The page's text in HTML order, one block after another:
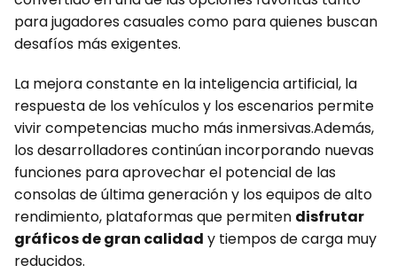
para jugadores casuales como para quienes buscan
desafíos más exigentes.
La mejora constante en la inteligencia artificial, la
respuesta de los vehículos y los escenarios permite
vivir competencias mucho más inmersivas.Además,
los desarrolladores continúan incorporando nuevas
funciones para aprovechar el potencial de las
consolas de última generación y los equipos de alto
rendimiento, plataformas que permiten disfrutar
gráficos de gran calidad y tiempos de carga muy
reducidos.